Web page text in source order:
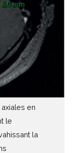
en
le
la